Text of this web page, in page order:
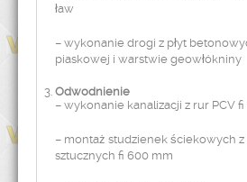
ław
– wykonanie drogi z płyt
piaskowej i warstwie geowłókniny
Odwodnienie
– wykonanie kanalizacji z rur PCV
– montaż studzienek ściekowych
sztucznych fi 600 mm